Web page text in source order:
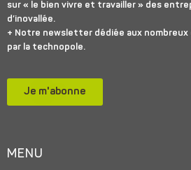
sur « le bien vivre et travailler » des
d’inovallée.
+ Notre newsletter dédiée aux
par la technopole.
Je m'abonne
MENU